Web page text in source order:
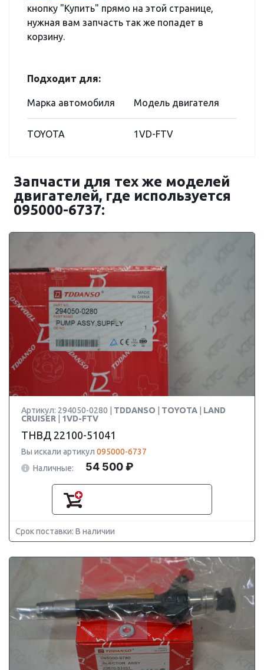
кнопку "Купить" прямо на этой странице,
нужная вам запчасть так же попадет в
корзину.
Подходит для:
Марка автомобиля Модель двигателя
TOYOTA 1VD-FTV
Запчасти для тех же моделей
двигателей, где используется
095000-6737:
Артикул: 294050-0280 | TDDANSO TOYOTA
LAND
CRUISER
1VD-FTV
ТНВД 22100-51041
Вы искали артикул 095000-6737
Наличные:
54 500 ₽
Срок поставки: В наличии